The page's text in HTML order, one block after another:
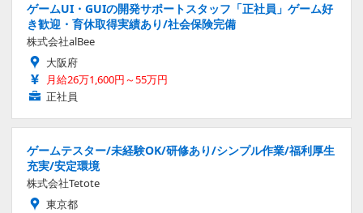
ゲームUI・GUIの開発サポートスタッフ「正社員」ゲーム好
き歓迎・育休取得実績あり/社会保険完備
株式会社alBee
大阪府
月給26万1,600円～55万円
正社員
ゲームテスター/未経験OK/研修あり/シンプル作業/福利厚生
充実/安定環境
株式会社Tetote
東京都